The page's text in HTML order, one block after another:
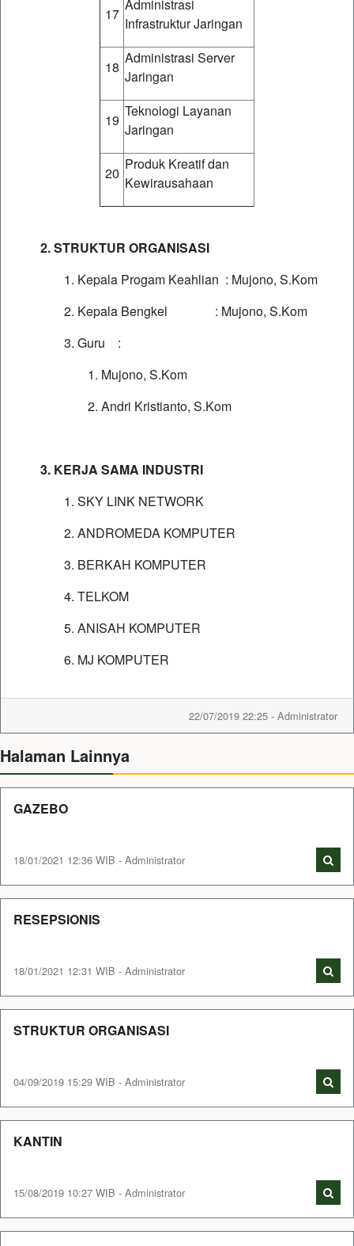
17
Administrasi
Infrastruktur Jaringan
18
Administrasi Server
Jaringan
19
Teknologi Layanan
Jaringan
20
Produk Kreatif dan
Kewirausahaan
2. STRUKTUR ORGANISASI
1. Kepala Progam Keahlian : Mujono, S.Kom
2. Kepala Bengkel : Mujono, S.Kom
3. Guru :
1. Mujono, S.Kom
2. Andri Kristianto, S.Kom
3. KERJA SAMA INDUSTRI
1. SKY LINK NETWORK
2. ANDROMEDA KOMPUTER
3. BERKAH KOMPUTER
4. TELKOM
5. ANISAH KOMPUTER
6. MJ KOMPUTER
22/07/2019 22:25 - Administrator
Halaman Lainnya
GAZEBO
18/01/2021 12:36 WIB - Administrator
RESEPSIONIS
18/01/2021 12:31 WIB - Administrator
STRUKTUR ORGANISASI
04/09/2019 15:29 WIB - Administrator
KANTIN
15/08/2019 10:27 WIB - Administrator